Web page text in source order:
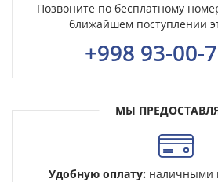
Позвоните по бесплатному
ближайшем поступлении
+998 93-00-
МЫ
Удобную оплату: наличными